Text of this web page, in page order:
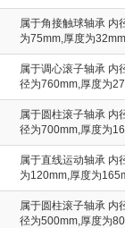
属于角接触球轴承 内
为75mm,厚度为32mm
属于调心滚子轴承 内
径为760mm,厚度为
属于圆柱滚子轴承 内
径为700mm,厚度为
属于直线运动轴承 内
为120mm,厚度为
属于圆柱滚子轴承 内
径为500mm,厚度为